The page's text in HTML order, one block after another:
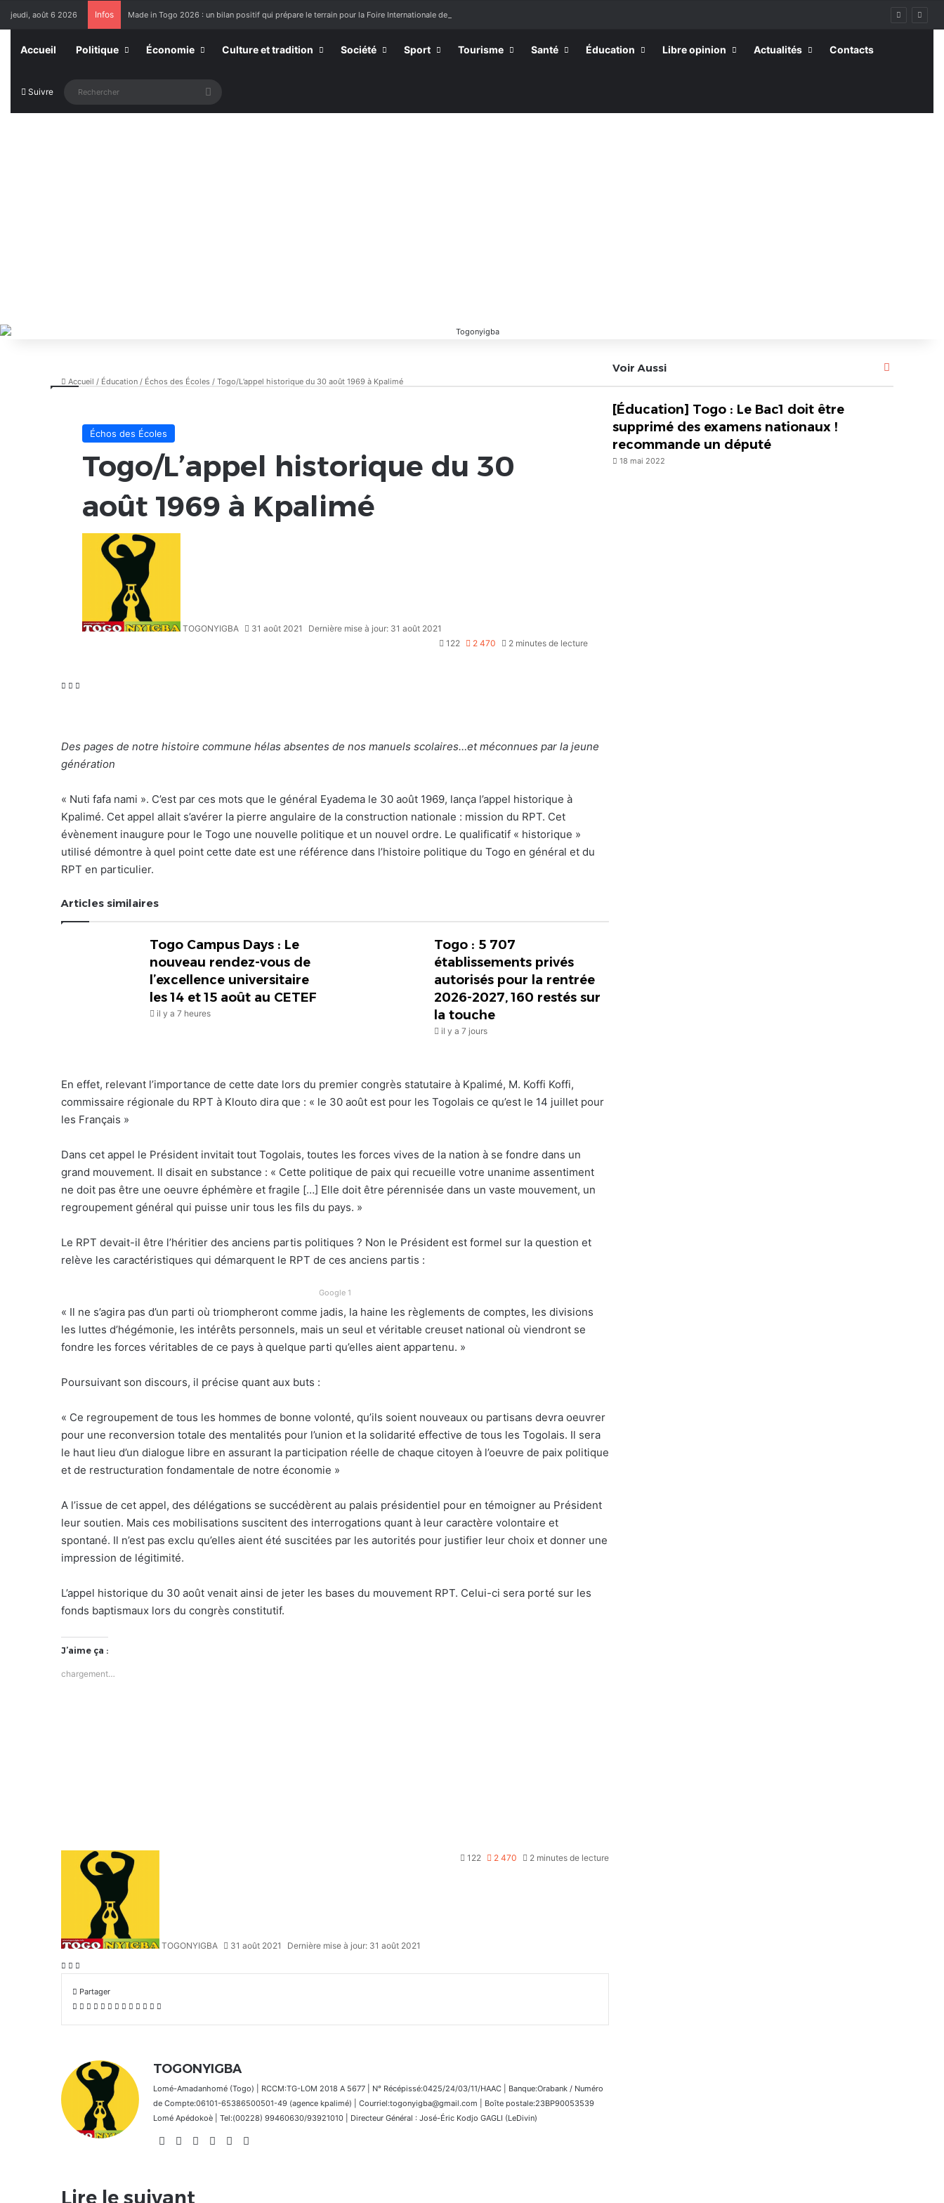
jeudi, août 6 2026 Infos Made in Togo 2026 : un bilan positif qui prépare le terrain pour la Foire Internationale de Lomé
Accueil Politique Économie Culture et tradition Société Sport Tourisme Santé Éducation Libre opinion Actualités Contacts
Suivre Rechercher
Accueil / Éducation / Échos des Écoles / Togo/L’appel historique du 30 août 1969 à Kpalimé
Échos des Écoles
Togo/L’appel historique du 30
août 1969 à Kpalimé
TOGONYIGBA 31 août 2021
Dernière mise à jour: 31 août 2021
122
2 470 2 minutes de lecture
Facebook
X
Des pages de notre histoire commune hélas absentes de nos manuels scolaires…et méconnues par la jeune
génération
« Nuti fafa nami ». C’est par ces mots que le général Eyadema le 30 août 1969, lança l’appel historique à
Kpalimé. Cet appel allait s’avérer la pierre angulaire de la construction nationale : mission du RPT. Cet
évènement inaugure pour le Togo une nouvelle politique et un nouvel ordre. Le qualificatif « historique »
utilisé démontre à quel point cette date est une référence dans l’histoire politique du Togo en général et du
RPT en particulier.
Articles similaires
Togo Campus Days : Le
nouveau rendez-vous de
l’excellence universitaire
les 14 et 15 août au CETEF
il y a 7 heures
Togo : 5 707
établissements privés
autorisés pour la rentrée
2026-2027, 160 restés sur
la touche
il y a 7 jours
En effet, relevant l’importance de cette date lors du premier congrès statutaire à Kpalimé, M. Koffi Koffi,
commissaire régionale du RPT à Klouto dira que : « le 30 août est pour les Togolais ce qu’est le 14 juillet pour
les Français »
Dans cet appel le Président invitait tout Togolais, toutes les forces vives de la nation à se fondre dans un
grand mouvement. Il disait en substance : « Cette politique de paix qui recueille votre unanime assentiment
ne doit pas être une oeuvre éphémère et fragile […] Elle doit être pérennisée dans un vaste mouvement, un
regroupement général qui puisse unir tous les fils du pays. »
Le RPT devait-il être l’héritier des anciens partis politiques ? Non le Président est formel sur la question et
relève les caractéristiques qui démarquent le RPT de ces anciens partis :
Google 1
« Il ne s’agira pas d’un parti où triompheront comme jadis, la haine les règlements de comptes, les divisions
les luttes d’hégémonie, les intérêts personnels, mais un seul et véritable creuset national où viendront se
fondre les forces véritables de ce pays à quelque parti qu’elles aient appartenu. »
Poursuivant son discours, il précise quant aux buts :
« Ce regroupement de tous les hommes de bonne volonté, qu’ils soient nouveaux ou partisans devra oeuvrer
pour une reconversion totale des mentalités pour l’union et la solidarité effective de tous les Togolais. Il sera
le haut lieu d’un dialogue libre en assurant la participation réelle de chaque citoyen à l’oeuvre de paix politique
et de restructuration fondamentale de notre économie »
A l’issue de cet appel, des délégations se succédèrent au palais présidentiel pour en témoigner au Président
leur soutien. Mais ces mobilisations suscitent des interrogations quant à leur caractère volontaire et
spontané. Il n’est pas exclu qu’elles aient été suscitées par les autorités pour justifier leur choix et donner une
impression de légitimité.
L’appel historique du 30 août venait ainsi de jeter les bases du mouvement RPT. Celui-ci sera porté sur les
fonds baptismaux lors du congrès constitutif.
J’aime ça :
chargement…
TOGONYIGBA 31 août 2021 Dernière mise à jour: 31 août 2021
122 2 470 2 minutes de lecture
Facebook
X
Partager
Facebook
X Linkedin
Pinterest
Reddit
Messenger
Messenger
WhatsApp
Telegram
Viber
LignePartager
TOGONYIGBA
Lomé-Amadanhomé (Togo) | RCCM:TG-LOM 2018 A 5677 | N° Récépissé:0425/24/03/11/HAAC | Banque:Orabank / Numéro
de Compte:06101-65386500501-49 (agence kpalimé) | Courriel:togonyigba@gmail.com | Boîte postale:23BP90053539
Lomé Apédokoè | Tel:(00228) 99460630/93921010 | Directeur Général : José-Éric Kodjo GAGLI (LeDivin)
WebsiteFacebook
X LinkedinInstagram
Lire le suivant
Voir Aussi Fermer
[Éducation] Togo : Le Bac1 doit être
supprimé des examens nationaux !
recommande un député
18 mai 2022